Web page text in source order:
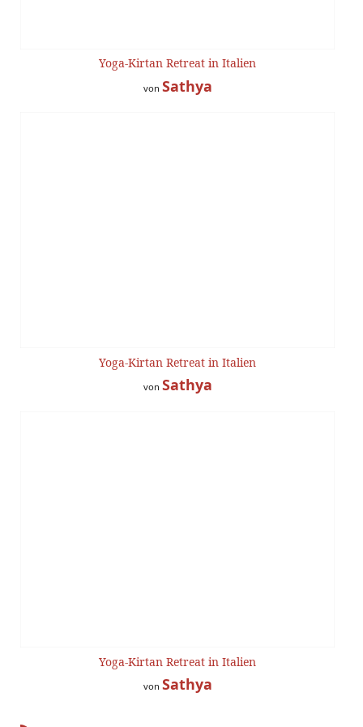
Yoga-Kirtan Retreat in Italien
von Sathya
Yoga-Kirtan Retreat in Italien
von Sathya
Yoga-Kirtan Retreat in Italien
von Sathya